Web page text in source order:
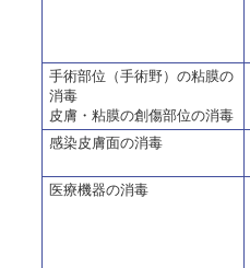
手術部位（手術野）の粘膜の
消毒
皮膚・粘膜の創傷部位の消毒
感染皮膚面の消毒
医療機器の消毒